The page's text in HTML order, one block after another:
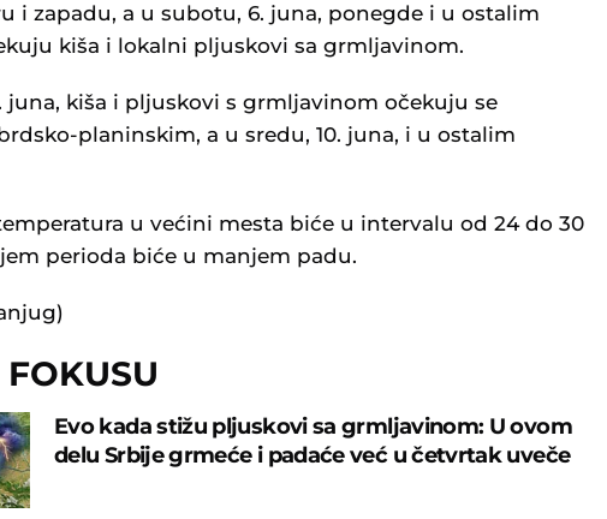
i zapadu, a u subotu, 6. juna, ponegde i u ostalim
kiša i lokalni pljuskovi sa grmljavinom.
juna, kiša i pljuskovi s grmljavinom očekuju se
planinskim, a u sredu, 10. juna, i u ostalim
u većini mesta biće u intervalu od 24 do 30
perioda biće u manjem padu.
Evo kada stižu pljuskovi sa grmljavinom: U ovom
delu Srbije grmeće i padaće već u četvrtak uveče